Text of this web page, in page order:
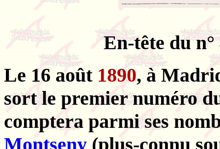
En-tête du
Le 16 août 1890, à
sort le premier numéro
comptera parmi ses
Montseny (plus-connu